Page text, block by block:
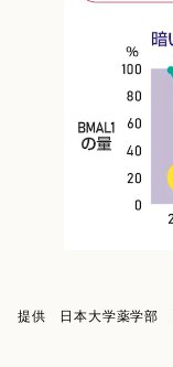
提供 日本大学薬学部